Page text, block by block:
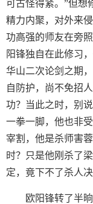
可古怪得紧。”但想
精力内聚，对外来
功高强的师友在旁
阳锋独自在此修习
华山二次论剑之期
自防护，尚不免招
功？当此之时，别
一拳一脚，他也非
宰割，他是杀师害
时？只是他刚杀了
定，竟下不了杀人决
欧阳锋转了半